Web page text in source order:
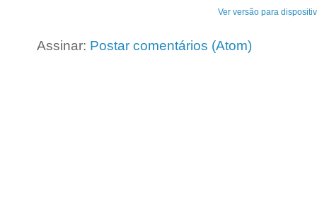
Ver versão para
Assinar: Postar comentários (Atom)